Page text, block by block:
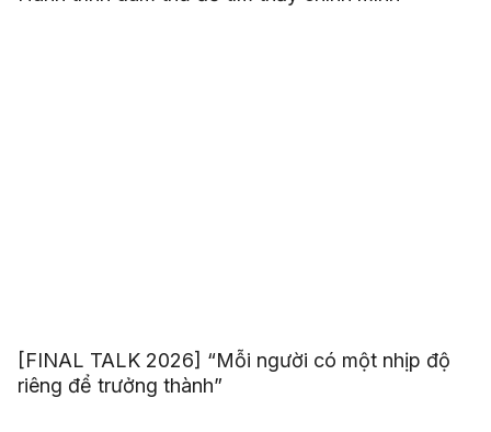
[FINAL TALK 2026] “Mỗi người có một nhịp độ
riêng để trưởng thành”